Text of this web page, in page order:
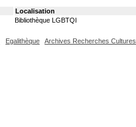
Localisation
Bibliothèque LGBTQI
Egalithèque Archives Recherches